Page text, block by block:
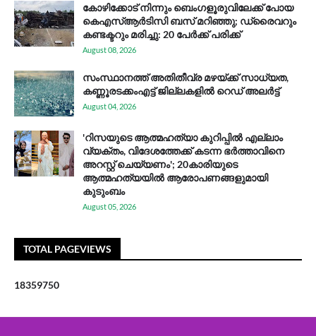
കോഴിക്കോട് നിന്നും ബെംഗളൂരുവിലേക്ക് പോയ
കെഎസ്ആര്‍ടിസി ബസ് മറിഞ്ഞു; ഡ്രൈവറും
കണ്ടക്ടറും മരിച്ചു: 20 പേര്‍ക്ക് പരിക്ക്
August 08, 2026
സം​സ്ഥാ​ന​ത്ത് അ​തി​തീ​വ്ര മ​ഴ​യ്ക്ക് സാ​ധ്യ​ത,
കണ്ണൂരടക്കംഎ​ട്ട് ജി​ല്ല​ക​ളി​ൽ റെ​ഡ് അ​ലർ​ട്ട്
August 04, 2026
'റിസയുടെ ആത്മഹത്യാ കുറിപ്പിൽ എല്ലാം
വ്യക്തം, വിദേശത്തേക്ക് കടന്ന ഭർത്താവിനെ
അറസ്റ്റ് ചെയ്യണം'; 20കാരിയുടെ
ആത്മഹത്യയിൽ ആരോപണങ്ങളുമായി
കുടുംബം
August 05, 2026
TOTAL PAGEVIEWS
18359750